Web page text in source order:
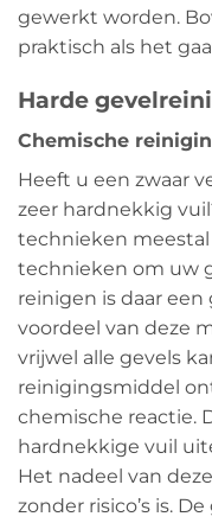
gewerkt worden.
praktisch als het
Harde
Chemische
Heeft u een zwaar
zeer hardnekkig
technieken meestal
technieken om uw
reinigen is daar
voordeel van deze
vrijwel alle gevels
reinigingsmiddel
chemische reactie.
hardnekkige vuil
Het nadeel van
zonder risico’s is.